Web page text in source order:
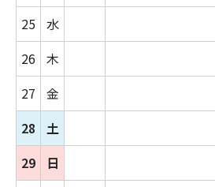
25
水
26
木
27
金
28
土
29
日